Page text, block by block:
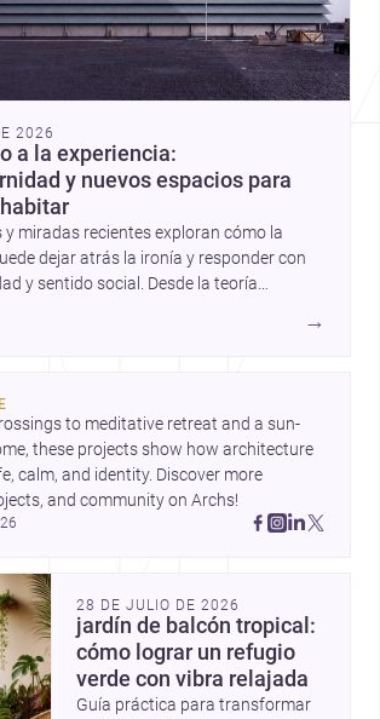
2026
a la experiencia:
y nuevos espacios para
y miradas recientes exploran cómo la
dejar atrás la ironía y responder con
y sentido social. Desde la teoría
centros infantiles y una vivienda
→
to meditative retreat and a sun-
these projects show how architecture
calm, and identity. Discover more
and community on Archs!
28 DE JULIO DE 2026
jardín de balcón tropical:
cómo lograr un refugio
verde con vibra relajada
Guía práctica para transformar